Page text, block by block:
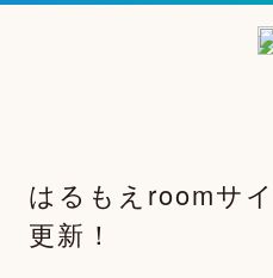
はるもえroomサ
更新！